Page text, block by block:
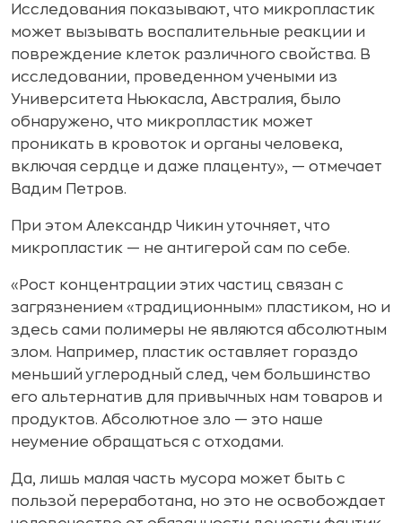
Исследования показывают, что микропластик
может вызывать воспалительные реакции и
повреждение клеток различного свойства. В
исследовании, проведенном учеными из
Университета Ньюкасла, Австралия, было
обнаружено, что микропластик может
проникать в кровоток и органы человека,
включая сердце и даже плаценту», — отмечает
Вадим Петров.
При этом Александр Чикин уточняет, что
микропластик — не антигерой сам по себе.
«Рост концентрации этих частиц связан с
загрязнением «традиционным» пластиком, но и
здесь сами полимеры не являются абсолютным
злом. Например, пластик оставляет гораздо
меньший углеродный след, чем большинство
его альтернатив для привычных нам товаров и
продуктов. Абсолютное зло — это наше
неумение обращаться с отходами.
Да, лишь малая часть мусора может быть с
пользой переработана, но это не освобождает